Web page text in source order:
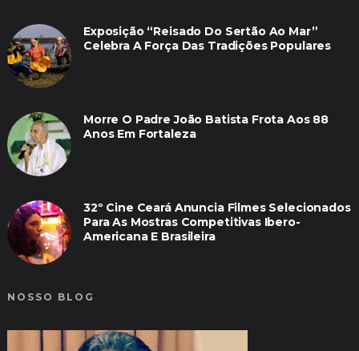
Exposição “Reisado Do Sertão Ao Mar”
Celebra A Força Das Tradições Populares
Morre O Padre João Batista Frota Aos 88
Anos Em Fortaleza
32º Cine Ceará Anuncia Filmes Selecionados
Para As Mostras Competitivas Ibero-
Americana E Brasileira
NOSSO BLOG